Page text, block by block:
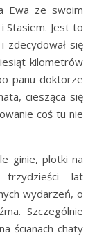
Ewa ze swoim
Stasiem. Jest to
się
kilometrów
panu doktorze
ciesząca się
coś tu nie
ginie, plotki na
trzydzieści lat
wydarzeń, o
Szczególnie
ścianach chaty